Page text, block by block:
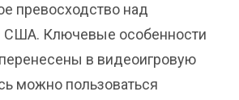
превосходство над
США. Ключевые особенности
в видеоигровую
можно пользоваться